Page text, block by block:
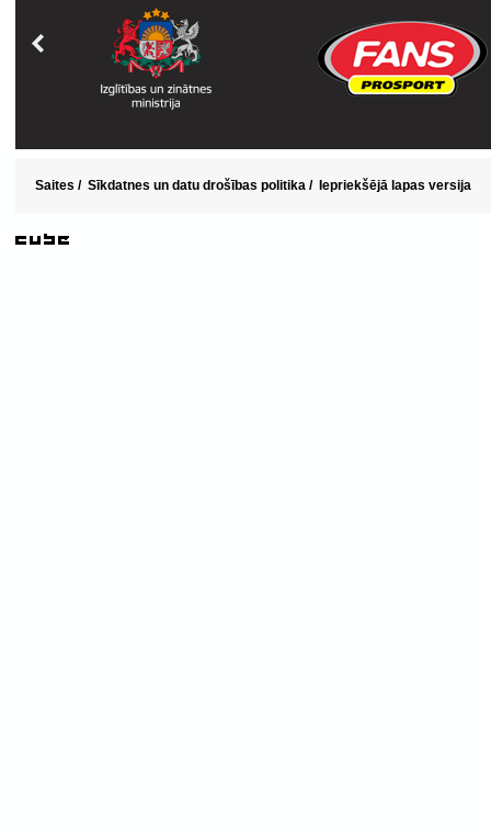
Saites / Sīkdatnes un datu drošības politika / Iepriekšējā lapas versija